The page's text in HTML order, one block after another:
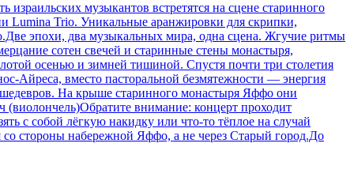
музыкантов встретятся на сцене старинного
Lumina Trio. Уникальные аранжировки для скрипки,
эпохи, два музыкальных мира, одна сцена. Жгучие ритмы
сотен свечей и старинные стены монастыря,
осенью и зимней тишиной. Спустя почти три столетия
Айреса, вместо пасторальной безмятежности — энергия
шедевров. На крыше старинного монастыря Яффо они
внимание: концерт проходит
с собой лёгкую накидку или что-то тёплое на случай
стороны набережной Яффо, а не через Старый город.До